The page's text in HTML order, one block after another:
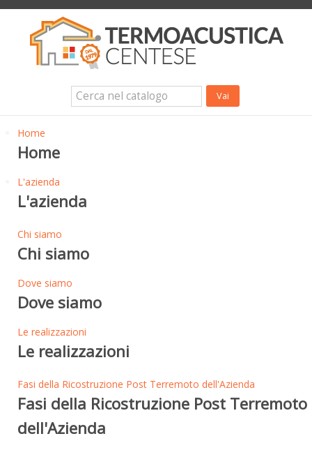
Impermeabilizzanti per l'edilizia
Isolanti Termici, cartongesso e sistemi a secco
Isolanti Acustici
Porte e Finestre
Home
Home
L'azienda
L'azienda
Chi siamo
Chi siamo
Dove siamo
Dove siamo
Le realizzazioni
Le realizzazioni
Fasi della Ricostruzione Post Terremoto dell'Azienda
Fasi della Ricostruzione Post Terremoto
dell'Azienda